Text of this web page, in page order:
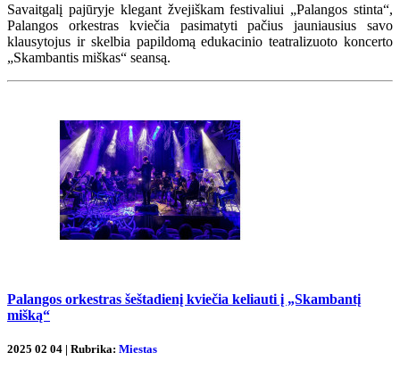
Savaitgalį pajūryje klegant žvejiškam festivaliui „Palangos stinta“,
Palangos orkestras kviečia pasimatyti pačius jauniausius savo
klausytojus ir skelbia papildomą edukacinio teatralizuoto koncerto
„Skambantis miškas“ seansą.
Palangos orkestras šeštadienį kviečia keliauti į „Skambantį
mišką“
2025 02 04 | Rubrika: Miestas